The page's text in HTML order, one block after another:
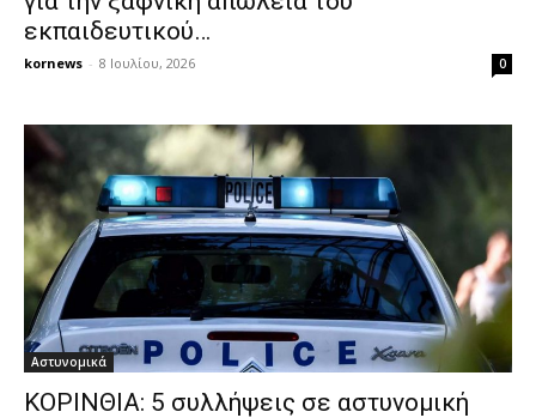
εκπαιδευτικού…
kornews - 8 Ιουλίου, 2026 0
Αστυνομικά
ΚΟΡΙΝΘΙΑ: 5 συλλήψεις σε αστυνομική